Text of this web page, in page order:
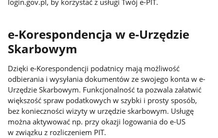
login.gov.pl, by korzystać z usługi Twój e-PIT.
e-Korespondencja w e-Urzędzie
Skarbowym
Dzięki e-Korespondencji podatnicy mają możliwość
odbierania i wysyłania dokumentów ze swojego konta w e-
Urzędzie Skarbowym. Funkcjonalność ta pozwala załatwić
większość spraw podatkowych w szybki i prosty sposób,
bez konieczności wizyty w urzędzie skarbowym. Usługę
można aktywować np. przy okazji logowania do e-US
w związku z rozliczeniem PIT.